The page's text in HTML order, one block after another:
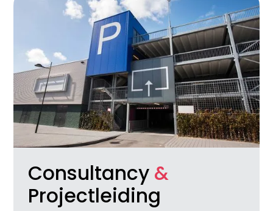
Consultancy &
Projectleiding